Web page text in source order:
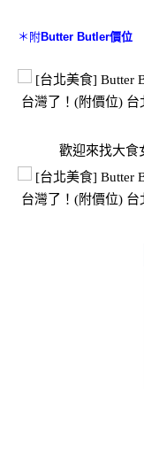
＊附Butter Butler價位
歡迎來找大食